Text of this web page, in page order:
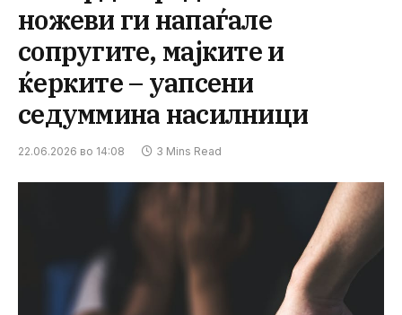
ножеви ги напаѓале
сопругите, мајките и
ќерките – уапсени
седуммина насилници
22.06.2026 во 14:08 3 Mins Read